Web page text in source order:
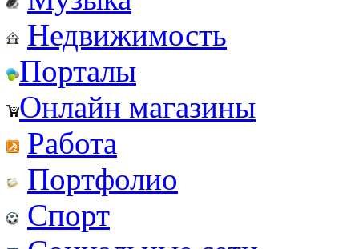
Недвижимость
Порталы
Онлайн магазины
Работа
Портфолио
Спорт